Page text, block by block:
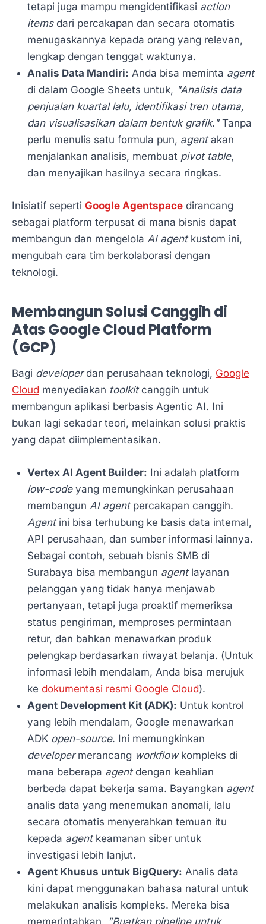
tetapi juga mampu mengidentifikasi action
itemsdari percakapan dan secara otomatis
menugaskannya kepada orang yang relevan,
lengkap dengan tenggat waktunya.
Analis Data Mandiri: Anda bisa meminta agent
di dalam Google Sheets untuk, "Analisis data
penjualan kuartal lalu, identifikasi tren utama,
dan visualisasikan dalam bentuk grafik."Tanpa
perlu menulis satu formula pun, agentakan
menjalankan analisis, membuat pivot table,
dan menyajikan hasilnya secara ringkas.
Inisiatif seperti Google Agentspace dirancang
sebagai platform terpusat di mana bisnis dapat
membangun dan mengelola AI agentkustom ini,
mengubah cara tim berkolaborasi dengan
teknologi.
Membangun Solusi Canggih di
Atas Google Cloud Platform
(GCP)
Bagi developerdan perusahaan teknologi, Google
Cloud menyediakan toolkitcanggih untuk
membangun aplikasi berbasis Agentic AI. Ini
bukan lagi sekadar teori, melainkan solusi praktis
yang dapat diimplementasikan.
Vertex AI Agent Builder: Ini adalah platform
low-codeyang memungkinkan perusahaan
membangun AI agentpercakapan canggih.
Agentini bisa terhubung ke basis data internal,
API perusahaan, dan sumber informasi lainnya.
Sebagai contoh, sebuah bisnis SMB di
Surabaya bisa membangun agentlayanan
pelanggan yang tidak hanya menjawab
pertanyaan, tetapi juga proaktif memeriksa
status pengiriman, memproses permintaan
retur, dan bahkan menawarkan produk
pelengkap berdasarkan riwayat belanja. (Untuk
informasi lebih mendalam, Anda bisa merujuk
ke dokumentasi resmi Google Cloud).
Agent Development Kit (ADK): Untuk kontrol
yang lebih mendalam, Google menawarkan
ADK open-source. Ini memungkinkan
developermerancang workflowkompleks di
mana beberapa agentdengan keahlian
berbeda dapat bekerja sama. Bayangkan agent
analis data yang menemukan anomali, lalu
secara otomatis menyerahkan temuan itu
kepada agentkeamanan siber untuk
investigasi lebih lanjut.
Agent Khusus untuk BigQuery: Analis data
kini dapat menggunakan bahasa natural untuk
melakukan analisis kompleks. Mereka bisa